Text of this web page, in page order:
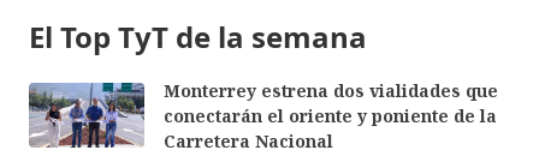
El Top TyT de la semana
Monterrey estrena dos vialidades que
conectarán el oriente y poniente de la
Carretera Nacional